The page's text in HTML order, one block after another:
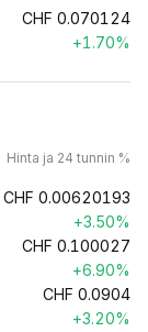
CHF 0.070124
+1.70%
Hinta ja 24 tunnin %
CHF 0.00620193
+3.50%
CHF 0.100027
+6.90%
CHF 0.0904
+3.20%